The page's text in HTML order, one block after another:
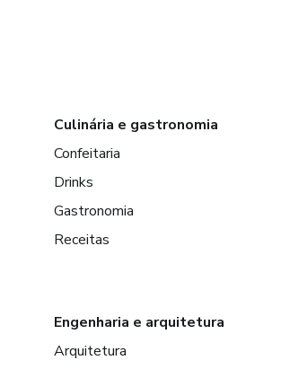
Culinária e gastronomia
Confeitaria
Drinks
Gastronomia
Receitas
Engenharia e arquitetura
Arquitetura